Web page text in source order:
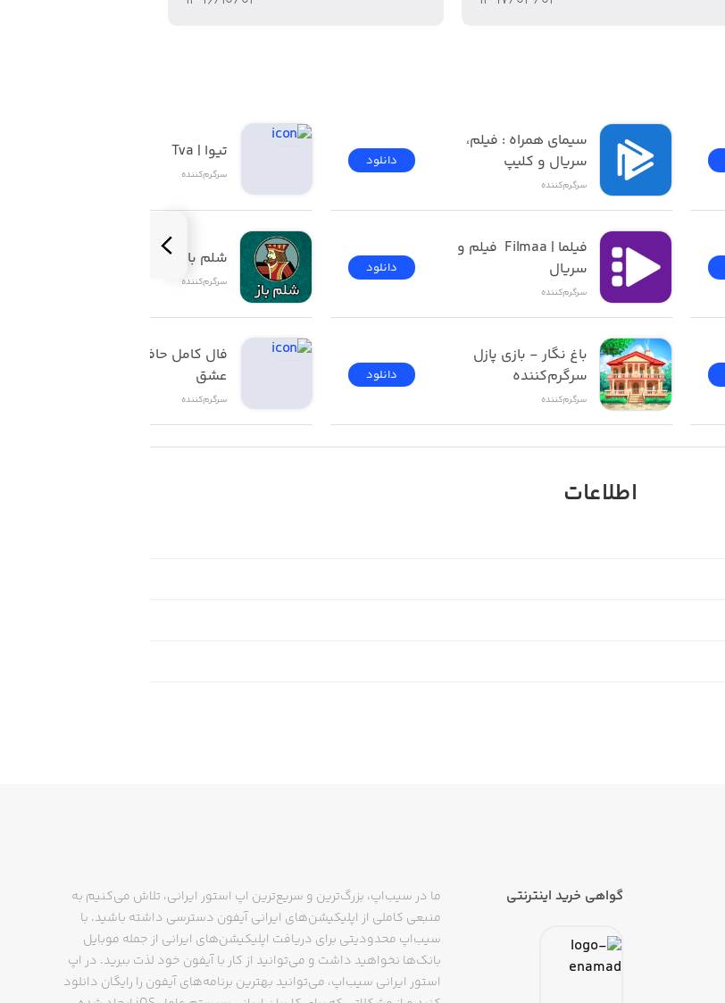
سریال و کلیپ
سرگرم‌کننده
دانلود
سریال
سرگرم‌کننده
دانلود
سرگرم‌کننده
سرگرم‌کننده
دانلود
تیوا | Tva
سرگرم‌کننده
شلم باز | ShelemBaz
سرگرم‌کننده
عشق
سرگرم‌کننده
اطلاعات
گواهی خرید اینترنتی
ما در سیب‌اپ، بزرگ‌ترین و سریع‌ترین اپ استور ایرانی، تلاش می‌کنیم به
منبعی کاملی از اپلیکیشن‌های ایرانی آیفون دسترسی داشته باشید. با
سیب‌اپ محدودیتی برای دریافت اپلیکیشن‌های ایرانی از جمله موبایل
بانک‌ها نخواهید داشت و می‌توانید از کار با آیفون خود لذت ببرید. در اپ
استور ایرانی سیب‌اپ، می‌توانید بهترین برنامه‌های آیفون را رایگان دانلود